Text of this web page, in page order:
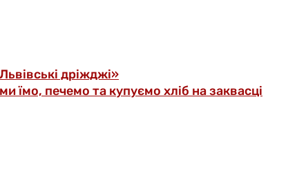
дріжджі»
їмо, печемо та купуємо хліб на заквасці